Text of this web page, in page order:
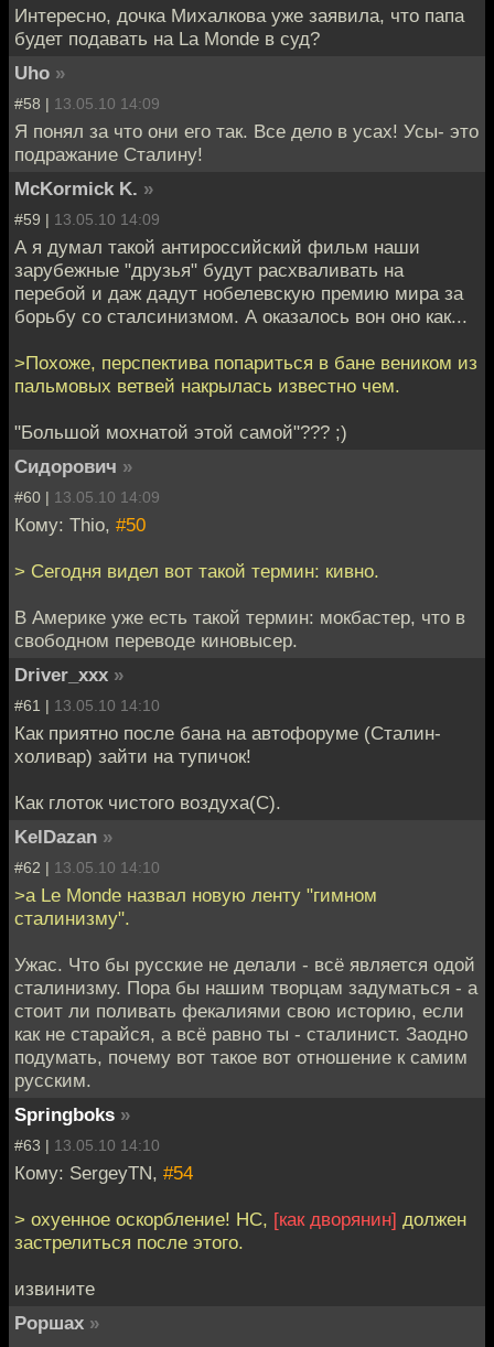
Интересно, дочка Михалкова уже заявила, что папа
будет подавать на La Monde в суд?
Uho »
#58 | 13.05.10 14:09
Я понял за что они его так. Все дело в усах! Усы- это
подражание Сталину!
McKormick K. »
#59 | 13.05.10 14:09
А я думал такой антироссийский фильм наши
зарубежные "друзья" будут расхваливать на
перебой и даж дадут нобелевскую премию мира за
борьбу со сталсинизмом. А оказалось вон оно как...
>Похоже, перспектива попариться в бане веником из
пальмовых ветвей накрылась известно чем.
"Большой мохнатой этой самой"??? ;)
Сидорович »
#60 | 13.05.10 14:09
Кому: Thio, #50
> Сегодня видел вот такой термин: кивно.
В Америке уже есть такой термин: мокбастер, что в
свободном переводе киновысер.
Driver_xxx »
#61 | 13.05.10 14:10
Как приятно после бана на автофоруме (Сталин-
холивар) зайти на тупичок!
Как глоток чистого воздуха(С).
KelDazan »
#62 | 13.05.10 14:10
>а Le Monde назвал новую ленту "гимном
сталинизму".
Ужас. Что бы русские не делали - всё является одой
сталинизму. Пора бы нашим творцам задуматься - а
стоит ли поливать фекалиями свою историю, если
как не старайся, а всё равно ты - сталинист. Заодно
подумать, почему вот такое вот отношение к самим
русским.
Springboks »
#63 | 13.05.10 14:10
Кому: SergeyTN, #54
> охуенное оскорбление! НС, [как дворянин] должен
застрелиться после этого.
извините
Роршах »